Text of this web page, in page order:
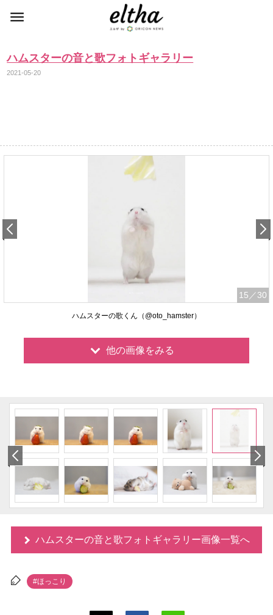
ハムスターの音と歌フォトギャラリー
2021-05-20
15 ／30
ハムスターの歌くん（@oto_hamster）
他の画像をみる
ハムスターの音と歌フォトギャラリー画像一覧へ
#ほっこり